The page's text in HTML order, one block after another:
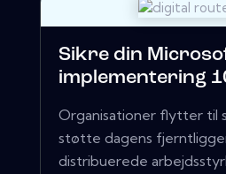
Sikre din
implementering
Organisationer flytter til
støtte dagens
distribuerede